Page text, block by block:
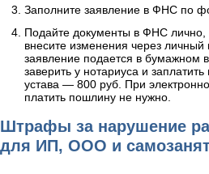
Заполните заявление в ФНС по
Подайте документы в ФНС лично,
внесите изменения через личный
заявление подается в бумажном
заверить у нотариуса и
устава — 800 руб. При
платить пошлину не нужно.
Штрафы за нарушение
для ИП, ООО и